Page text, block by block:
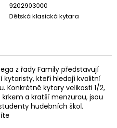
9202903000
Dětská klasická kytara
z řady Family představují
kytaristy, kteří hledají kvalitní
Konkrétně kytary velikosti 1/2,
a kratší menzurou, jsou
hudebních škol.